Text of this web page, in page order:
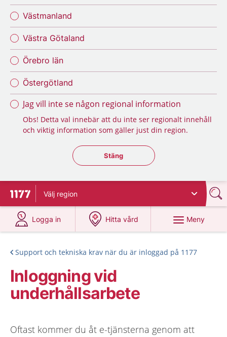
Västmanland
Västra Götaland
Örebro län
Östergötland
Jag vill inte se någon regional information
Obs! Detta val innebär att du inte ser regionalt innehåll
och viktig information som gäller just din region.
Stäng regionsväljaren
Stäng
Till startsidan för 1177
Välj region
Logga in
på 1177.se
Hitta vård
på 1177.se
Meny
Support och tekniska krav när du är inloggad på 1177
Inloggning vid
underhållsarbete
Oftast kommer du åt e-tjänsterna genom att